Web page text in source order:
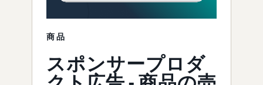
商品
スポンサープロダ